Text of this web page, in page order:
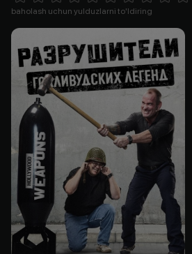
1 Star 2 Stars 3 Stars 4 Stars5 Stars 6 Stars7 Stars8 Stars
baholash uchun yulduzlarni to'ldiring